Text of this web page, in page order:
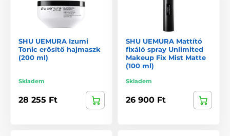
SHU UEMURA Izumi
Tonic erősítő hajmaszk
(200 ml)
Skladem
28 255 Ft
SHU UEMURA Mattító
fixáló spray Unlimited
Makeup Fix Mist Matte
(100 ml)
Skladem
26 900 Ft